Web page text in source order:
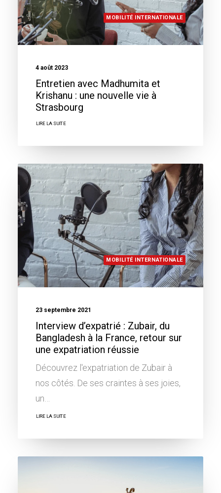
MOBILITÉ INTERNATIONALE
4 août 2023
Entretien avec Madhumita et
Krishanu : une nouvelle vie à
Strasbourg
LIRE LA SUITE
MOBILITÉ INTERNATIONALE
23 septembre 2021
Interview d’expatrié : Zubair, du
Bangladesh à la France, retour sur
une expatriation réussie
Découvrez l'expatriation de Zubair à
nos côtés. De ses craintes à ses joies,
un…
LIRE LA SUITE